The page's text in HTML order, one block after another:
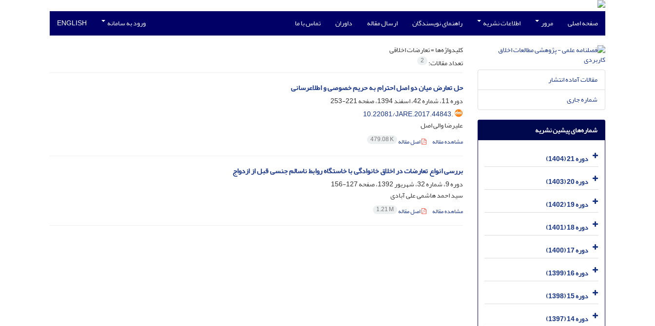
صفحه اصلی مرور اطلاعات نشریه راهنمای نویسندگان ارسال مقاله داوران تماس با ما ورود به سامانه ENGLISH
کلیدواژه‌ها =تعارضات اخلاقی
تعداد مقالات: 2
حل تعارض میان دو اصل احترام به حریم خصوصی و اطلاعرسانی
دوره 11، شماره 42، اسفند 1394، صفحه
221-253
10.22081/JARE.2017.44843.
علیرضا والی اصل
مشاهده مقاله اصل مقاله 479.08 K
بررسی انواع تعارضات در اخلاق خانوادگی با خاستگاه روابط ناسالم جنسی قبل از ازدواج
دوره 9، شماره 32، شهریور 1392، صفحه
127-156
سید احمد هاشمی علی آبادی
مشاهده مقاله اصل مقاله 1.21 M
مقالات آماده انتشار
شماره جاری
شماره‌های پیشین نشریه
دوره 21 (1404)
دوره 20 (1403)
دوره 19 (1402)
دوره 18 (1401)
دوره 17 (1400)
دوره 16 (1399)
دوره 15 (1398)
دوره 14 (1397)